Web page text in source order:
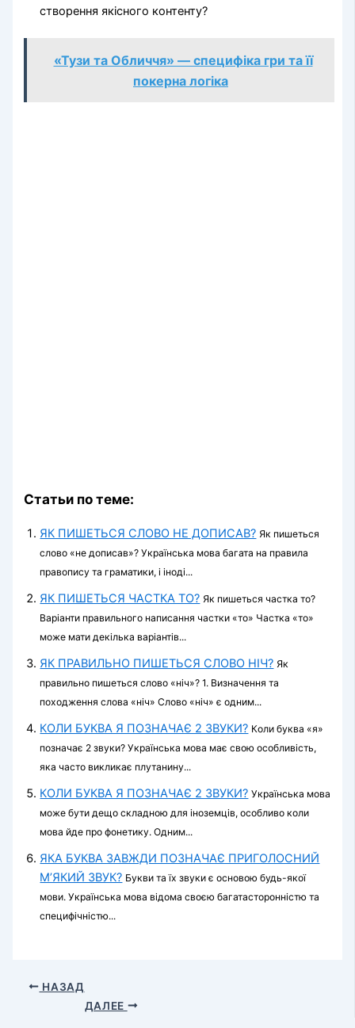
створення якісного контенту?
«Тузи та Обличчя» — специфіка гри та її
покерна логіка
Статьи по теме:
ЯК ПИШЕТЬСЯ СЛОВО НЕ ДОПИСАВ? Як пишеться
слово «не дописав»? Українська мова багата на правила
правопису та граматики, і іноді...
ЯК ПИШЕТЬСЯ ЧАСТКА ТО? Як пишеться частка то?
Варіанти правильного написання частки «то» Частка «то»
може мати декілька варіантів...
ЯК ПРАВИЛЬНО ПИШЕТЬСЯ СЛОВО НІЧ? Як
правильно пишеться слово «ніч»? 1. Визначення та
походження слова «ніч» Слово «ніч» є одним...
КОЛИ БУКВА Я ПОЗНАЧАЄ 2 ЗВУКИ? Коли буква «я»
позначає 2 звуки? Українська мова має свою особливість,
яка часто викликає плутанину...
КОЛИ БУКВА Я ПОЗНАЧАЄ 2 ЗВУКИ? Українська мова
може бути дещо складною для іноземців, особливо коли
мова йде про фонетику. Одним...
ЯКА БУКВА ЗАВЖДИ ПОЗНАЧАЄ ПРИГОЛОСНИЙ
М’ЯКИЙ ЗВУК? Букви та їх звуки є основою будь-якої
мови. Українська мова відома своєю багатасторонністю та
специфічністю...
НАЗАД
ДАЛЕЕ